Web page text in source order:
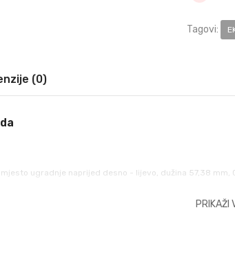
Tagovi:
(0)
ugradnje naprijed desno - lijevo, dužina 57,38 mm,
PRIKAŽI